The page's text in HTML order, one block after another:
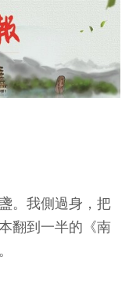
。我側過身，把
翻到一半的《南